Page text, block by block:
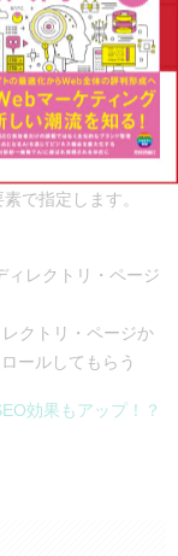
ロール自体を禁止
を行うが、noindex
で指定します。
ィレクトリ・ページ
クトリ・ページか
ールしてもらう
効果もアップ！？